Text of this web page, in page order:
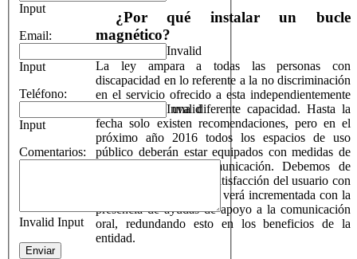
¿Por qué instalar un bucle
magnético?
La ley ampara a todas las personas con
discapacidad en lo referente a la no discriminación
en el servicio ofrecido a esta independientemente
de que tenga una diferente capacidad. Hasta la
fecha solo existen recomendaciones, pero en el
próximo año 2016 todos los espacios de uso
público deberán estar equipados con medidas de
accesibilidad a la comunicación. Debemos de
tener en cuenta que la satisfacción del usuario con
discapacidad auditiva se verá incrementada con la
presencia de ayudas de apoyo a la comunicación
oral, redundando esto en los beneficios de la
entidad.
Input
Email:
Invalid
Input
Teléfono:
Invalid
Input
Comentarios:
Invalid Input